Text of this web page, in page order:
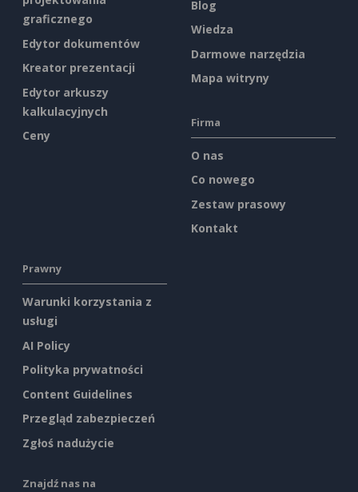
graficznego
Edytor dokumentów
Kreator prezentacji
Edytor arkuszy
kalkulacyjnych
Ceny
Blog
Wiedza
Darmowe narzędzia
Mapa witryny
Firma
O nas
Co nowego
Zestaw prasowy
Kontakt
Prawny
Warunki korzystania z
usługi
AI Policy
Polityka prywatności
Content Guidelines
Przegląd zabezpieczeń
Zgłoś nadużycie
Znajdź nas na